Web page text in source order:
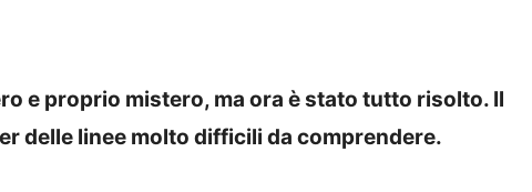
e proprio mistero, ma ora è stato tutto risolto. Il
delle linee molto difficili da comprendere.